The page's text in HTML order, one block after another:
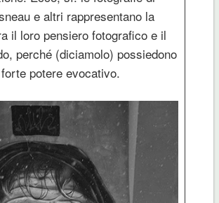
e altri rappresentano la
il loro pensiero fotografico e il
perché (diciamolo) possiedono
potere evocativo.